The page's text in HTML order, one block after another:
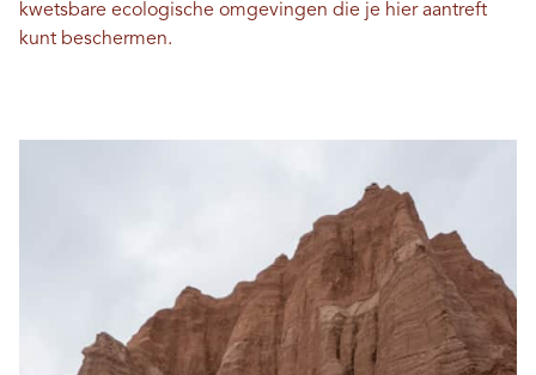
kwetsbare ecologische omgevingen die je hier aantreft
kunt beschermen.